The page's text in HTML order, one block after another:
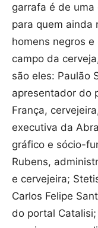
garrafa é de
para quem ainda
homens negros
campo da
são eles: Paulão
apresentador do
França,
executiva da
gráfico e sócio-
Rubens,
e cervejeira;
Carlos Felipe
do portal